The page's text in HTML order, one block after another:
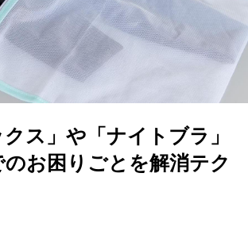
クス」や「ナイトブラ」
お困りごとを解消テク